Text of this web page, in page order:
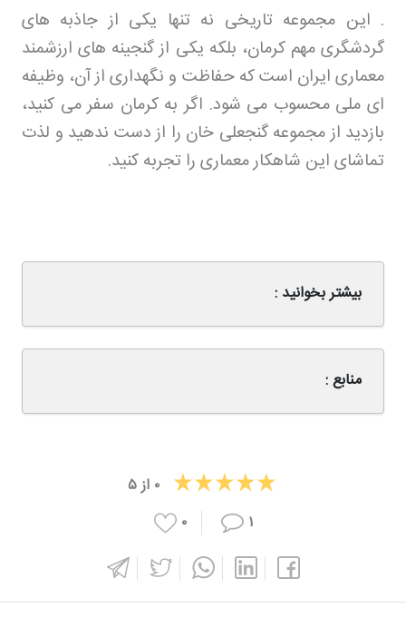
. این مجموعه تاریخی نه تنها یکی از جاذبه های
گردشگری مهم کرمان، بلکه یکی از گنجینه های ارزشمند
معماری ایران است که حفاظت و نگهداری از آن، وظیفه
ای ملی محسوب می شود. اگر به کرمان سفر می کنید،
بازدید از مجموعه گنجعلی خان را از دست ندهید و لذت
تماشای این شاهکار معماری را تجربه کنید.
بیشتر بخوانید :
منابع :
۰ از۵
۱
۰